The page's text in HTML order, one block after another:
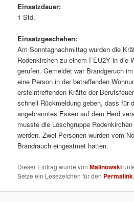
Einsatzdauer:
1 Std.
Einsatzgeschehen:
Am Sonntagnachmittag wurden die
Rodenkirchen zu einem FEU2Y in die
gerufen.Gemeldet war Brandgeruch
eine Person in der betreffenden
ersteintreffenden Kräfte der
schnell Rückmeldung geben, dass für
angebranntes Essen auf dem Herd
musste die Löschgruppe
werden. Zwei Personen wurden vom
Brandrauch eingeatmet hatten.
Dieser Eintrag wurde vonMalinowski
Setze ein Lesezeichen für den Permalink.